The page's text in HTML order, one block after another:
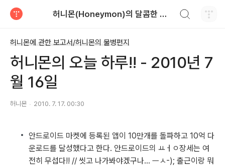
허니몬(Honeymon)의 달콤한 비행
허니몬에 관한 보고서/허니몬의 물병편지
허니몬의 오늘 하루!! - 2010년 7
월 16일
허니몬 2010. 7. 17. 00:30
안드로이드 마켓에 등록된 앱이 10만개를 돌파하고 10억 다
운로드를 달성했다고 한다. 안드로이드의 ㅛㅓㅇ장세는 여
전히 무섭다!! // 씻고 나가봐야겠구나… ㅡㅅ-); 출근이랑 뭐